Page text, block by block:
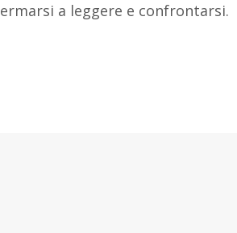
a leggere e confrontarsi.